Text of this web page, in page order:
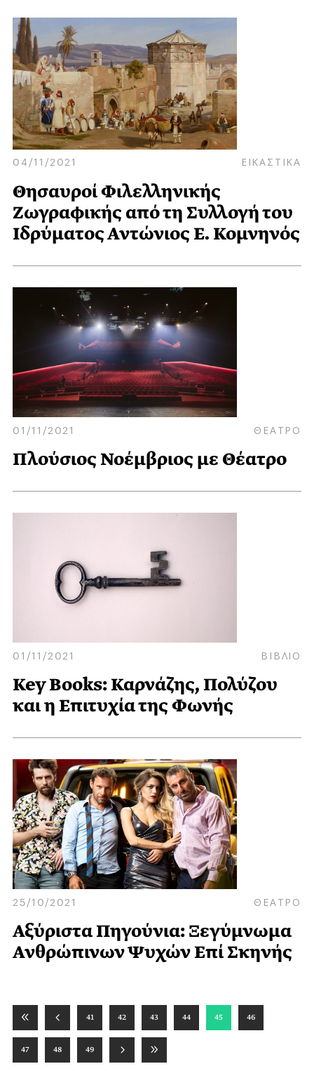
04/11/2021 ΕΙΚΑΣΤΙΚΑ
Θησαυροί Φιλελληνικής
Ζωγραφικής από τη Συλλογή του
Ιδρύματος Αντώνιος Ε. Κομνηνός
01/11/2021 ΘΕΑΤΡΟ
Πλούσιος Νοέμβριος με Θέατρο
01/11/2021 ΒΙΒΛΙΟ
Key Books: Καρνάζης, Πολύζου
και η Επιτυχία της Φωνής
25/10/2021 ΘΕΑΤΡΟ
Αξύριστα Πηγούνια: Ξεγύμνωμα
Ανθρώπινων Ψυχών Επί Σκηνής
41 42 43 44 45 46
47 48 49